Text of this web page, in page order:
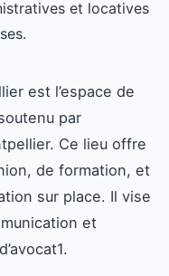
et locatives
est l’espace de
par
Ce lieu offre
de formation, et
sur place. Il vise
et